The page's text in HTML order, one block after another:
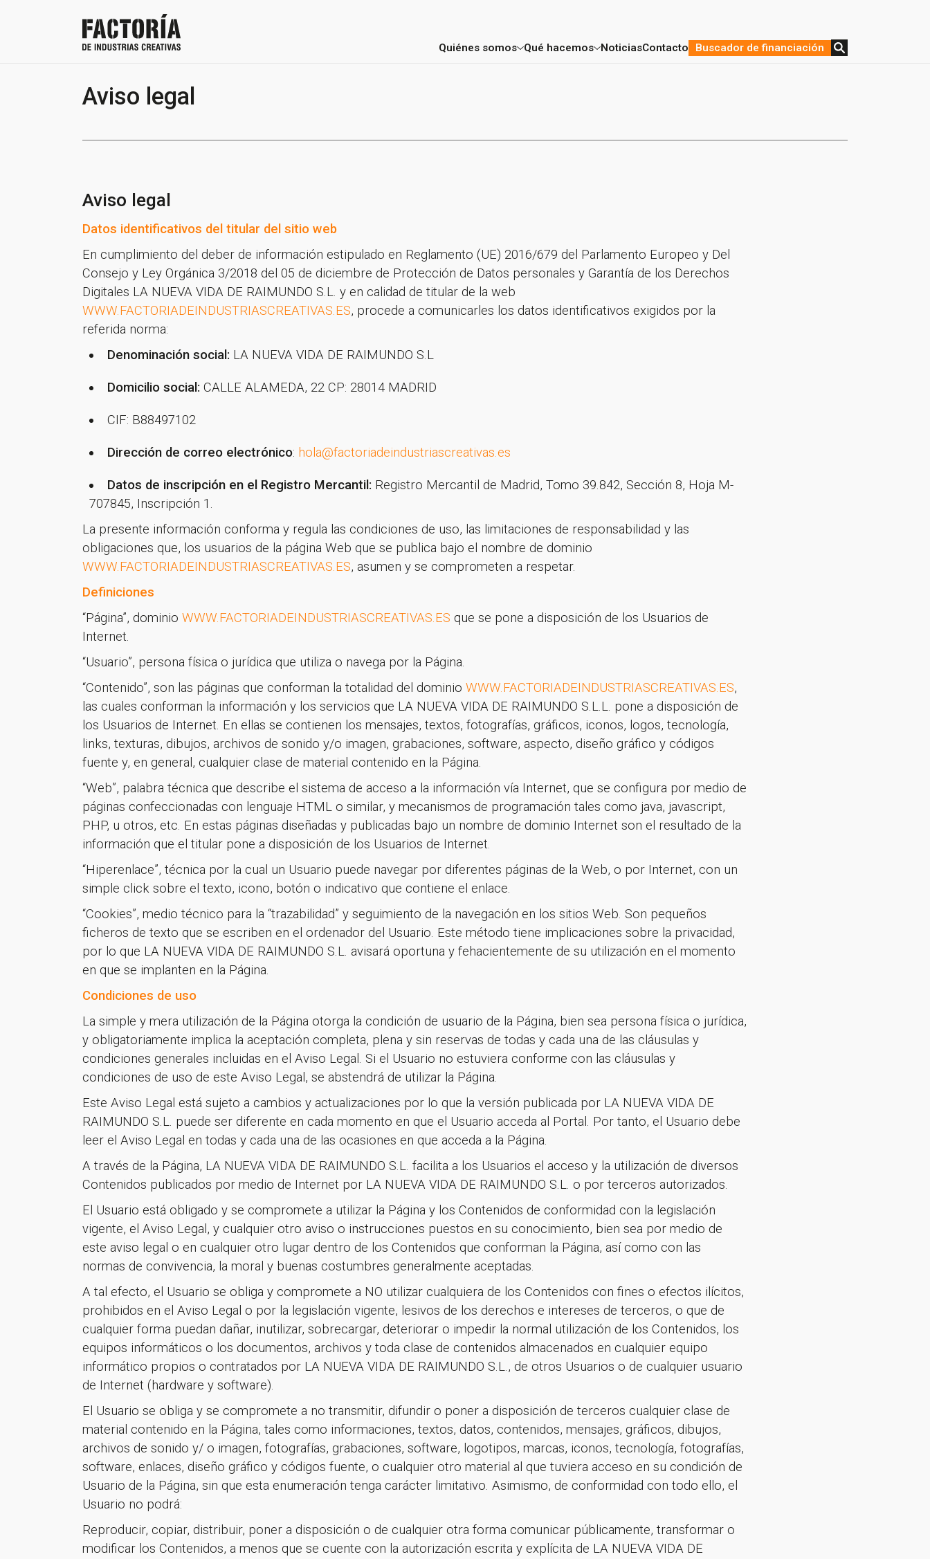
¡Gracias por suscribirte a nuestra newsletter!
Quiénes somos Qué hacemos NoticiasContacto Buscador de financiación
Aviso legal
Aviso legal
Datos identificativos del titular del sitio web
En cumplimiento del deber de información estipulado en Reglamento (UE) 2016/679 del Parlamento Europeo y Del
Consejo y Ley Orgánica 3/2018 del 05 de diciembre de Protección de Datos personales y Garantía de los Derechos
Digitales LA NUEVA VIDA DE RAIMUNDO S.L. y en calidad de titular de la web
WWW.FACTORIADEINDUSTRIASCREATIVAS.ES, procede a comunicarles los datos identificativos exigidos por la
referida norma:
Denominación social: LA NUEVA VIDA DE RAIMUNDO S.L
Domicilio social: CALLE ALAMEDA, 22 CP: 28014 MADRID
CIF: B88497102
Dirección de correo electrónico: hola@factoriadeindustriascreativas.es
Datos de inscripción en el Registro Mercantil: Registro Mercantil de Madrid, Tomo 39.842, Sección 8, Hoja M-
707845, Inscripción 1.
La presente información conforma y regula las condiciones de uso, las limitaciones de responsabilidad y las
obligaciones que, los usuarios de la página Web que se publica bajo el nombre de dominio
WWW.FACTORIADEINDUSTRIASCREATIVAS.ES, asumen y se comprometen a respetar.
Definiciones
“Página”, dominioWWW.FACTORIADEINDUSTRIASCREATIVAS.ES que se pone a disposición de los Usuarios de
Internet.
“Usuario”, persona física o jurídica que utiliza o navega por la Página.
“Contenido”, son las páginas que conforman la totalidad del dominioWWW.FACTORIADEINDUSTRIASCREATIVAS.ES,
las cuales conforman la información y los servicios que LA NUEVA VIDA DE RAIMUNDO S.L.L. pone a disposición de
los Usuarios de Internet. En ellas se contienen los mensajes, textos, fotografías, gráficos, iconos, logos, tecnología,
links, texturas, dibujos, archivos de sonido y/o imagen, grabaciones, software, aspecto, diseño gráfico y códigos
fuente y, en general, cualquier clase de material contenido en la Página.
“Web”, palabra técnica que describe el sistema de acceso a la información vía Internet, que se configura por medio de
páginas confeccionadas con lenguaje HTML o similar, y mecanismos de programación tales como java, javascript,
PHP, u otros, etc. En estas páginas diseñadas y publicadas bajo un nombre de dominio Internet son el resultado de la
información que el titular pone a disposición de los Usuarios de Internet.
“Hiperenlace”, técnica por la cual un Usuario puede navegar por diferentes páginas de la Web, o por Internet, con un
simple click sobre el texto, icono, botón o indicativo que contiene el enlace.
“Cookies”, medio técnico para la “trazabilidad” y seguimiento de la navegación en los sitios Web. Son pequeños
ficheros de texto que se escriben en el ordenador del Usuario. Este método tiene implicaciones sobre la privacidad,
por lo que LA NUEVA VIDA DE RAIMUNDO S.L. avisará oportuna y fehacientemente de su utilización en el momento
en que se implanten en la Página.
Condiciones de uso
La simple y mera utilización de la Página otorga la condición de usuario de la Página, bien sea persona física o jurídica,
y obligatoriamente implica la aceptación completa, plena y sin reservas de todas y cada una de las cláusulas y
condiciones generales incluidas en el Aviso Legal. Si el Usuario no estuviera conforme con las cláusulas y
condiciones de uso de este Aviso Legal, se abstendrá de utilizar la Página.
Este Aviso Legal está sujeto a cambios y actualizaciones por lo que la versión publicada por LA NUEVA VIDA DE
RAIMUNDO S.L. puede ser diferente en cada momento en que el Usuario acceda al Portal. Por tanto, el Usuario debe
leer el Aviso Legal en todas y cada una de las ocasiones en que acceda a la Página.
A través de la Página, LA NUEVA VIDA DE RAIMUNDO S.L. facilita a los Usuarios el acceso y la utilización de diversos
Contenidos publicados por medio de Internet por LA NUEVA VIDA DE RAIMUNDO S.L. o por terceros autorizados.
El Usuario está obligado y se compromete a utilizar la Página y los Contenidos de conformidad con la legislación
vigente, el Aviso Legal, y cualquier otro aviso o instrucciones puestos en su conocimiento, bien sea por medio de
este aviso legal o en cualquier otro lugar dentro de los Contenidos que conforman la Página, así como con las
normas de convivencia, la moral y buenas costumbres generalmente aceptadas.
A tal efecto, el Usuario se obliga y compromete a NO utilizar cualquiera de los Contenidos con fines o efectos ilícitos,
prohibidos en el Aviso Legal o por la legislación vigente, lesivos de los derechos e intereses de terceros, o que de
cualquier forma puedan dañar, inutilizar, sobrecargar, deteriorar o impedir la normal utilización de los Contenidos, los
equipos informáticos o los documentos, archivos y toda clase de contenidos almacenados en cualquier equipo
informático propios o contratados por LA NUEVA VIDA DE RAIMUNDO S.L., de otros Usuarios o de cualquier usuario
de Internet (hardware y software).
El Usuario se obliga y se compromete a no transmitir, difundir o poner a disposición de terceros cualquier clase de
material contenido en la Página, tales como informaciones, textos, datos, contenidos, mensajes, gráficos, dibujos,
archivos de sonido y/ o imagen, fotografías, grabaciones, software, logotipos, marcas, iconos, tecnología, fotografías,
software, enlaces, diseño gráfico y códigos fuente, o cualquier otro material al que tuviera acceso en su condición de
Usuario de la Página, sin que esta enumeración tenga carácter limitativo. Asimismo, de conformidad con todo ello, el
Usuario no podrá:
Reproducir, copiar, distribuir, poner a disposición o de cualquier otra forma comunicar públicamente, transformar o
modificar los Contenidos, a menos que se cuente con la autorización escrita y explícita de LA NUEVA VIDA DE